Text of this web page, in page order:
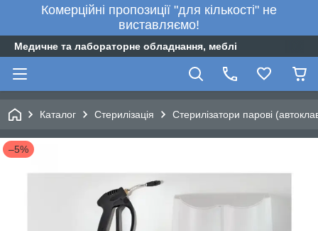
Комерційні пропозиції "для кількості" не
виставляємо!
Медичне та лабораторне обладнання, меблі
Каталог Стерилізація Стерилізатори парові
–5%